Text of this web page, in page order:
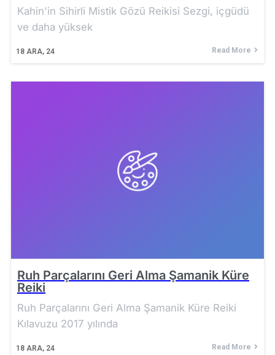
18 ARA, 24
Kahin'in Sihirli Mistik Gözü Reikisi Sezgi, içgüdü
ve daha yüksek
Read More
Ruh Parçalarını Geri Alma Şamanik Küre
Reiki
18 ARA, 24
Ruh Parçalarını Geri Alma Şamanik Küre Reiki
Kılavuzu 2017 yılında
Read More